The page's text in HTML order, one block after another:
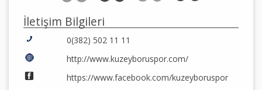
İletişim Bilgileri
0(382) 502 11 11
http://www.kuzeyboruspor.com/
https://www.facebook.com/kuzeyboruspor